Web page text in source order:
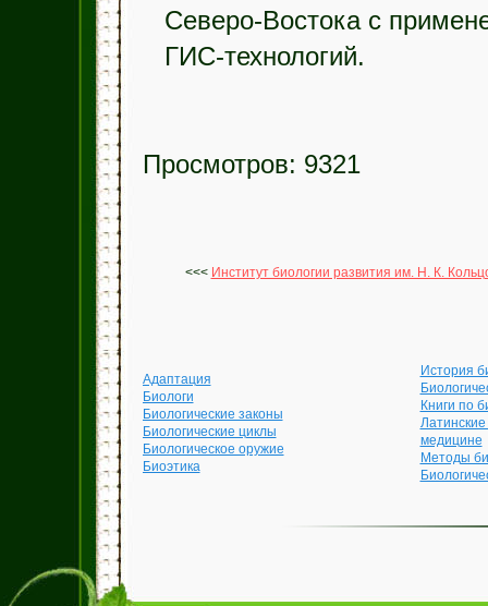
Северо-Востока с
ГИС-технологий.
Просмотров: 9321
<<< Институт биологии развития им. Н. К.
Адаптация
Биологи
Биологические законы
Биологические циклы
Биологическое оружие
Биоэтика
История
Книги по
медицине
Методы